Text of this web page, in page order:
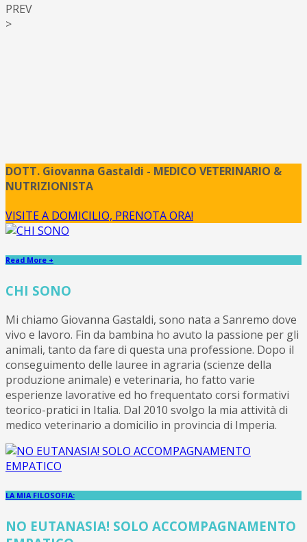
PREV
>
DOTT. Giovanna Gastaldi - MEDICO VETERINARIO &
NUTRIZIONISTA
VISITE A DOMICILIO, PRENOTA ORA!
Read More +
CHI SONO
Mi chiamo Giovanna Gastaldi, sono nata a Sanremo dove
vivo e lavoro. Fin da bambina ho avuto la passione per gli
animali, tanto da fare di questa una professione. Dopo il
conseguimento delle lauree in agraria (scienze della
produzione animale) e veterinaria, ho fatto varie
esperienze lavorative ed ho frequentato corsi formativi
teorico-pratici in Italia. Dal 2010 svolgo la mia attività di
medico veterinario a domicilio in provincia di Imperia.
LA MIA FILOSOFIA:
NO EUTANASIA! SOLO ACCOMPAGNAMENTO